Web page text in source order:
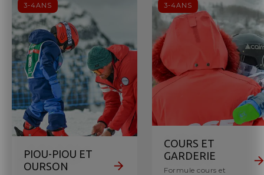
3-4ANS
PIOU-PIOU ET
OURSON
3-4ANS
COURS ET
GARDERIE
Formule cours et